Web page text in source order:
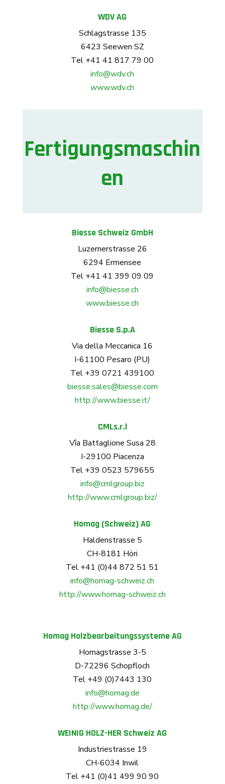
WDV AG
Schlagstrasse 135
6423 Seewen SZ
Tel +41 41 817 79 00
info@wdv.ch
www.wdv.ch
Fertigungsmaschin
en
Biesse Schweiz GmbH
Luzernerstrasse 26
6294 Ermensee
Tel +41 41 399 09 09
info@biesse.ch
www.biesse.ch
Biesse S.p.A
Via della Meccanica 16
I-61100 Pesaro (PU)
Tel +39 0721 439100
biesse.sales@biesse.com
http://www.biesse.it/
CMLs.r.l
Vîa Battaglione Susa 28
I-29100 Piacenza
Tel +39 0523 579655
info@cmlgroup.biz
http://www.cmlgroup.biz/
Homag (Schweiz) AG
Haldenstrasse 5
CH-8181 Höri
Tel +41 (0)44 872 51 51
info@homag-schweiz.ch
http://www.homag-schweiz.ch
Homag Holzbearbeitungssysteme AG
Homagstrasse 3-5
D-72296 Schopfloch
Tel +49 (0)7443 130
info@homag.de
http://www.homag.de/
WEINIG HOLZ-HER Schweiz AG
Industriestrasse 19
CH-6034 Inwil
Tel +41 (0)41 499 90 90